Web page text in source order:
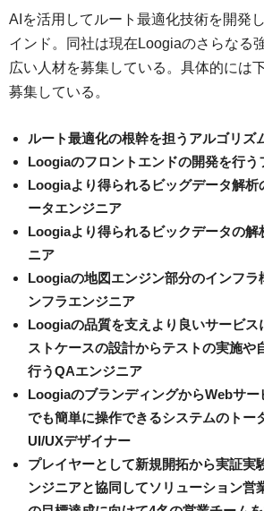
AIを活用してルート最適化技術を開発
インド。同社は現在Loogiaのさらなる
広い人材を募集している。具体的には
募集している。
ルート最適化の根幹を担うアルゴリズ
Loogiaのフロントエンドの開発を行う
Loogiaより得られるビッグデータ解析
ータエンジニア
Loogiaより得られるビックデータの解
ニア
Loogiaの地図エンジン部分のインフラ
ンフラエンジニア
Loogiaの品質を支えより良いサービス
ストケースの設計からテストの実施や
行うQAエンジニア
LoogiaのブランディングからWebサ
でも簡単に操作できるシステムのトー
UI/UXデザイナー
プレイヤーとして新規開拓から実証実
ンジニアと協同してソリューション営